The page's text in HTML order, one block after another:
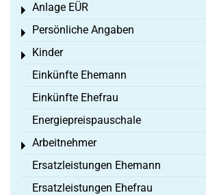
Anlage EÜR
Toggle menu
Persönliche Angaben
Toggle menu
Kinder
Toggle menu
Einkünfte Ehemann
Einkünfte Ehefrau
Energiepreispauschale
Arbeitnehmer
Toggle menu
Ersatzleistungen Ehemann
Ersatzleistungen Ehefrau